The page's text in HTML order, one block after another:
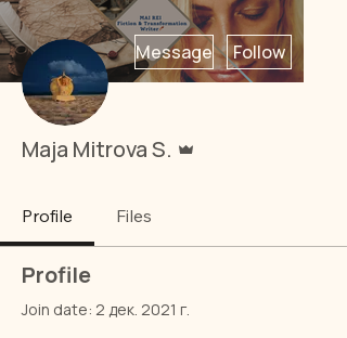
Message Follow
Maja Mitrova S.
Profile Files
Profile
Join date: 2 дек. 2021 г.